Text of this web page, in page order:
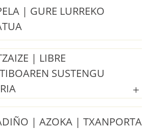
| GURE LURREKO
| LIBRE
SUSTENGU
| AZOKA | TXANPORTA